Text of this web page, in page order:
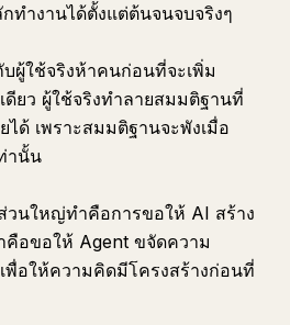
ทำงานได้ตั้งแต่ต้นจนจบจริงๆ
ผู้ใช้จริงห้าคนก่อนที่จะเพิ่ม
ดียว ผู้ใช้จริงทำลายสมมติฐานที่
ได้ เพราะสมมติฐานจะพังเมื่อ
านั้น
วนใหญ่ทำคือการขอให้ AI สร้าง
คือขอให้ Agent ขจัดความ
พื่อให้ความคิดมีโครงสร้างก่อนที่